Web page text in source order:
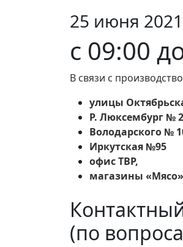
25 июня 2021
с 09:00
В связи с
улицы
Р. Люксембург №
Володарского №
Иркутская №95
офис ТВР,
магазины
(по